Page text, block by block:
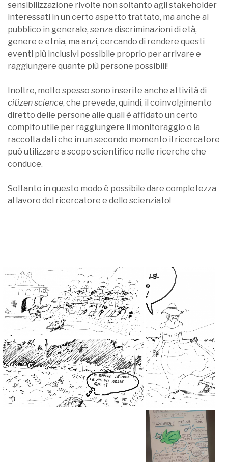
sensibilizzazione rivolte non soltanto agli stakeholder
interessati in un certo aspetto trattato, ma anche al
pubblico in generale, senza discriminazioni di età,
genere e etnia, ma anzi, cercando di rendere questi
eventi più inclusivi possibile proprio per arrivare e
raggiungere quante più persone possibili!
Inoltre, molto spesso sono inserite anche attività di
citizen science, che prevede, quindi, il coinvolgimento
diretto delle persone alle quali è affidato un certo
compito utile per raggiungere il monitoraggio o la
raccolta dati che in un secondo momento il ricercatore
può utilizzare a scopo scientifico nelle ricerche che
conduce.
Soltanto in questo modo è possibile dare completezza
al lavoro del ricercatore e dello scienziato!